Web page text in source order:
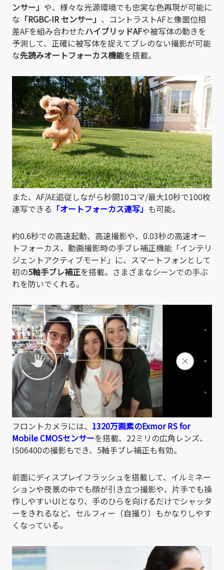
ンサー」 や、様々な光源環境でも忠実な色再現が可能に
な 「RGBC-IR センサー」 、コントラストAFと像面位相
差AFを組み合わせたハイブリッドAFや被写体の動きを
予測して、正確に被写体を捉えてブレのない撮影が可能
な先読みオートフォーカス機能を搭載。
また、AF/AE追従しながら秒間10コマ/最大10秒で100枚
連写できる 「オートフォーカス連写」 も可能。
約0.6秒での高速起動、高速撮影や、0.03秒の高速オー
トフォーカス、動画撮影時の手ブレ補正機能「インテリ
ジェントアクティブモード」に、スマートフォンとして
初の5軸手ブレ補正を搭載。さまざまなシーンでの手ぶ
れを防いでくれる。
フロントカメラには、 1320万画素のExmor RS for
Mobile CMOSセンサーを搭載、22ミリの広角レンズ、
IS06400の撮影もでき、5軸手ブレ補正も有効。
前面にディスプレイフラッシュを搭載して、イルミネー
ションや夜景の中でも顔が引き立つ撮影や、片手でも操
作しやすいUIとなり、手のひらを向けるだけでシャッタ
ーをきれるなど、セルフィー（自撮り）もかなりしやす
くなっている。